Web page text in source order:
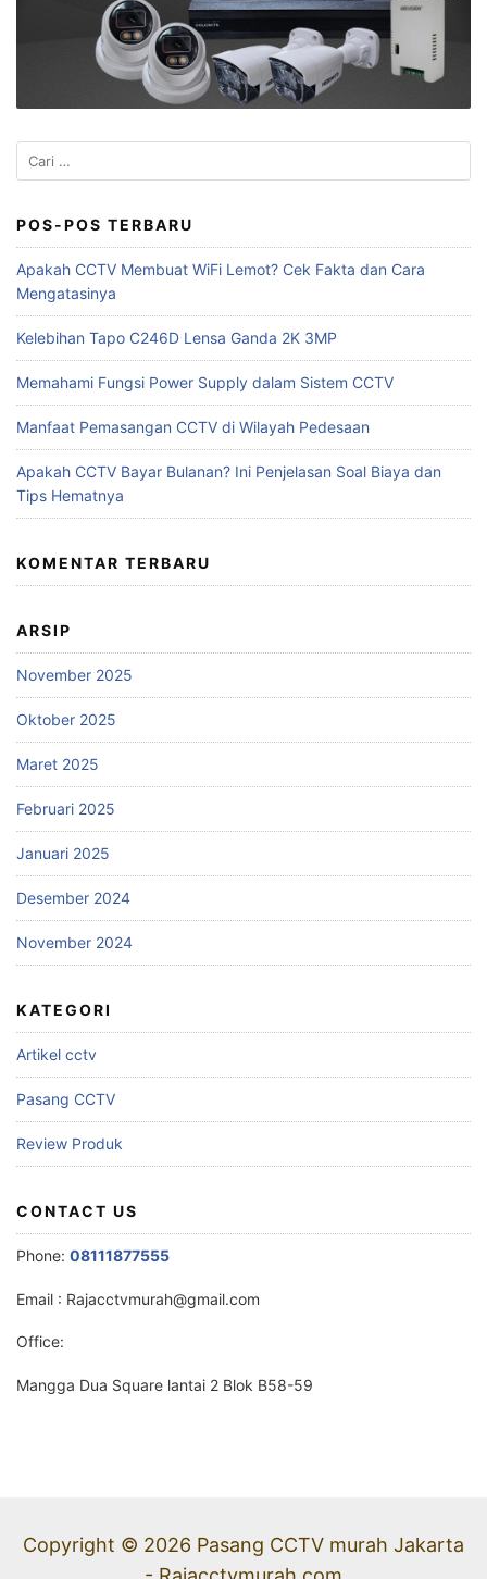
Cari
untuk:
POS-POS TERBARU
Apakah CCTV Membuat WiFi Lemot? Cek Fakta dan Cara
Mengatasinya
Kelebihan Tapo C246D Lensa Ganda 2K 3MP
Memahami Fungsi Power Supply dalam Sistem CCTV
Manfaat Pemasangan CCTV di Wilayah Pedesaan
Apakah CCTV Bayar Bulanan? Ini Penjelasan Soal Biaya dan
Tips Hematnya
KOMENTAR TERBARU
ARSIP
November 2025
Oktober 2025
Maret 2025
Februari 2025
Januari 2025
Desember 2024
November 2024
KATEGORI
Artikel cctv
Pasang CCTV
Review Produk
CONTACT US
Phone: 08111877555
Email : Rajacctvmurah@gmail.com
Office:
Mangga Dua Square lantai 2 Blok B58-59
Copyright © 2026 Pasang CCTV murah Jakarta